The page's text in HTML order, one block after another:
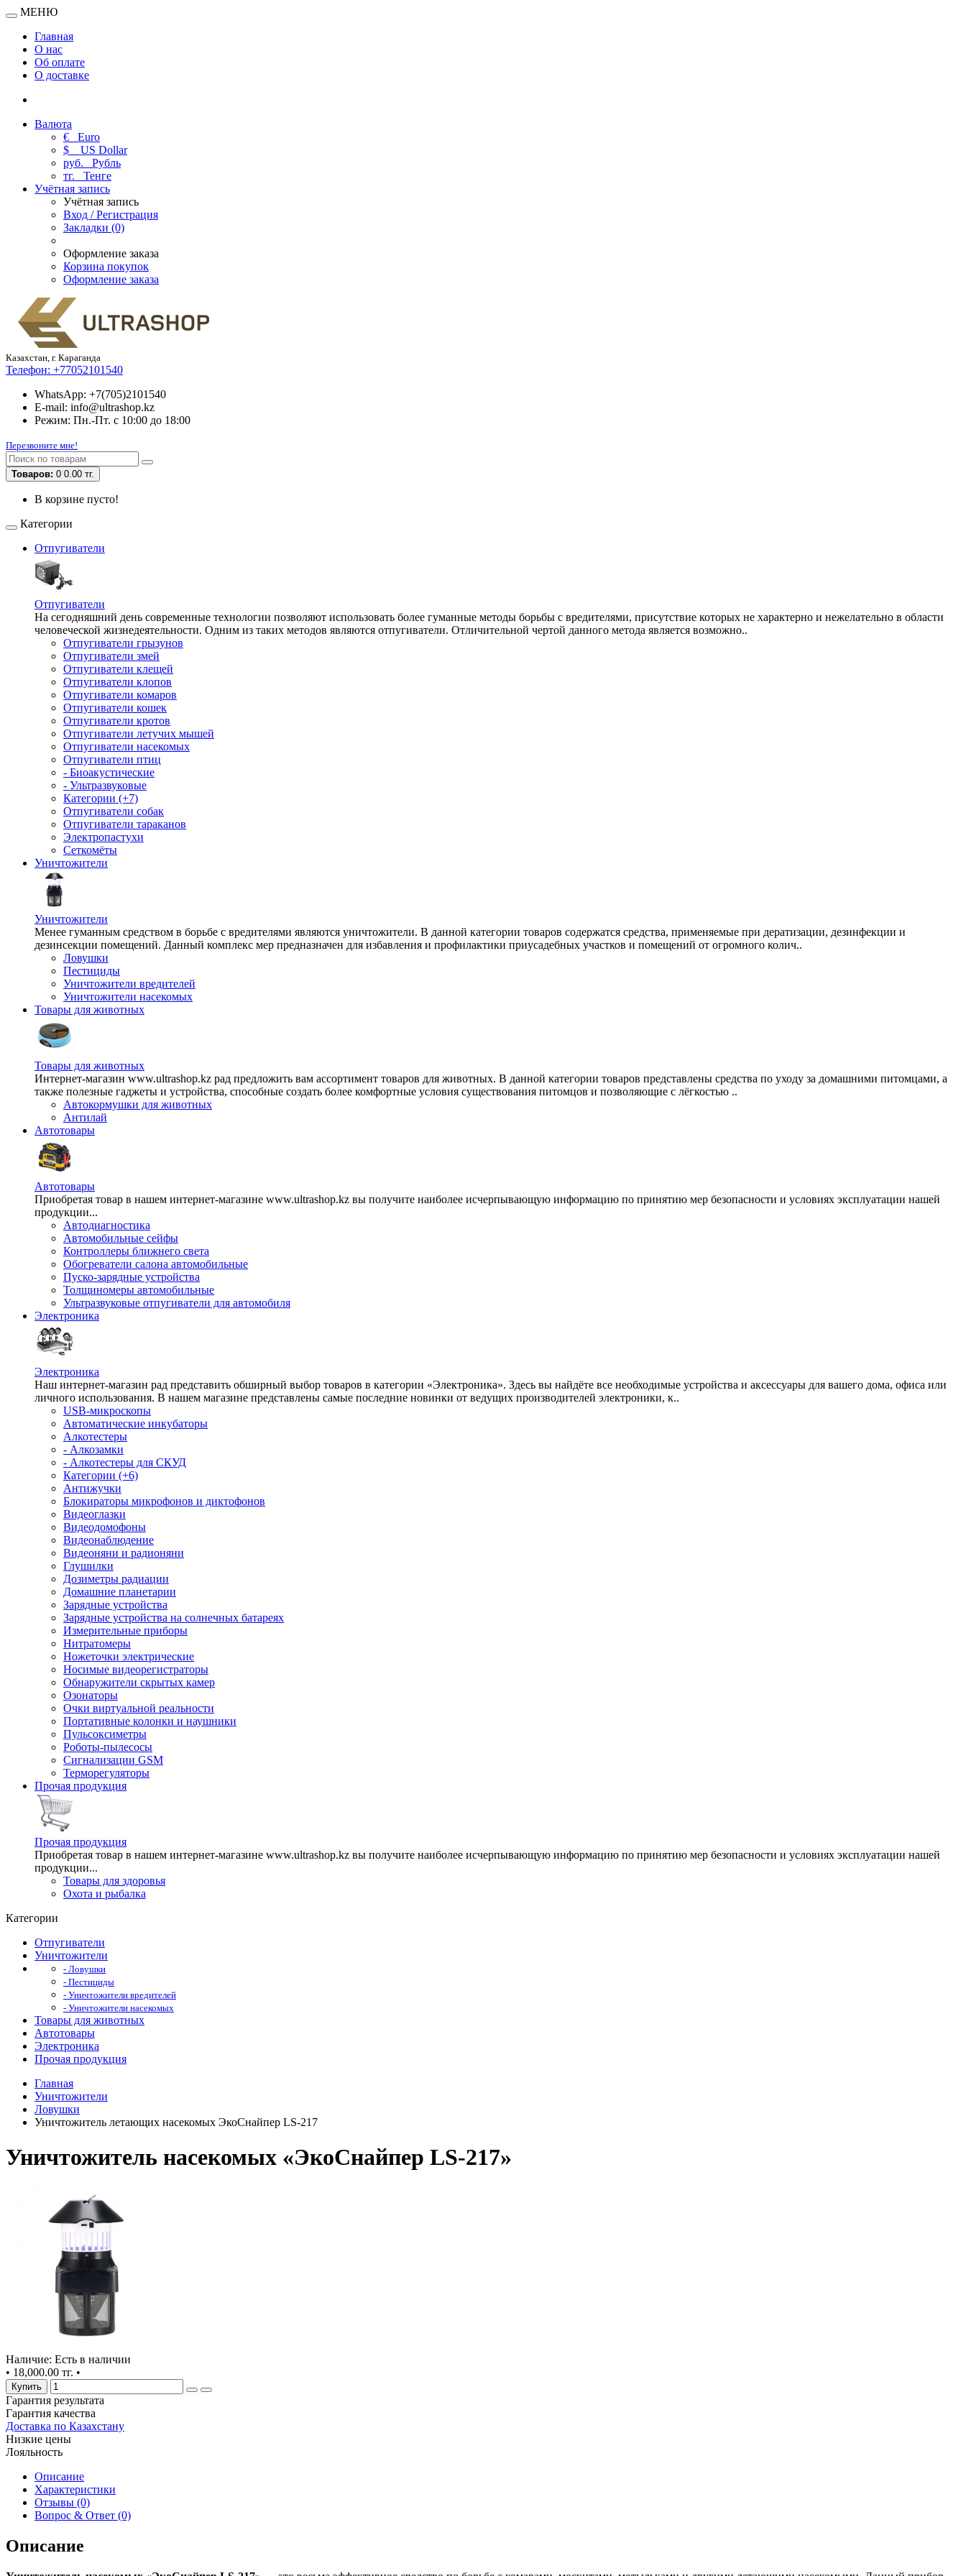
МЕНЮ
Главная
О нас
Об оплате
О доставке
Валюта
€ Euro
$
US Dollar
руб. Рубль
тг. Тенге
Учётная запись
Учётная запись
Вход / Регистрация
Закладки (0)
Оформление заказа
Корзина покупок
Оформление заказа
Казахстан, г. Караганда
Телефон: +77052101540
WhatsApp: +7(705)2101540
E-mail: info@ultrashop.kz
Режим: Пн.-Пт. с 10:00 до 18:00
Перезвоните мне!
Товаров: 0 0.00 тг.
В корзине пусто!
Категории
Отпугиватели
Отпугиватели
На сегодняшний день современные технологии позволяют использовать более гуманные методы борьбы с вредителями, присутствие которых не характерно и нежелательно в области
человеческой жизнедеятельности. Одним из таких методов являются отпугиватели. Отличительной чертой данного метода является возможно..
Отпугиватели грызунов
Отпугиватели змей
Отпугиватели клещей
Отпугиватели клопов
Отпугиватели комаров
Отпугиватели кошек
Отпугиватели кротов
Отпугиватели летучих мышей
Отпугиватели насекомых
Отпугиватели птиц
- Биоакустические
- Ультразвуковые
Категории (+7)
Отпугиватели собак
Отпугиватели тараканов
Электропастухи
Сеткомёты
Уничтожители
Уничтожители
Менее гуманным средством в борьбе с вредителями являются уничтожители. В данной категории товаров содержатся средства, применяемые при дератизации, дезинфекции и
дезинсекции помещений. Данный комплекс мер предназначен для избавления и профилактики приусадебных участков и помещений от огромного колич..
Ловушки
Пестициды
Уничтожители вредителей
Уничтожители насекомых
Товары для животных
Товары для животных
Интернет-магазин www.ultrashop.kz рад предложить вам ассортимент товаров для животных. В данной категории товаров представлены средства по уходу за домашними питомцами, а
также полезные гаджеты и устройства, способные создать более комфортные условия существования питомцов и позволяющие с лёгкостью ..
Автокормушки для животных
Антилай
Автотовары
Автотовары
Приобретая товар в нашем интернет-магазине www.ultrashop.kz вы получите наиболее исчерпывающую информацию по принятию мер безопасности и условиях эксплуатации нашей
продукции...
Автодиагностика
Автомобильные сейфы
Контроллеры ближнего света
Обогреватели салона автомобильные
Пуско-зарядные устройства
Толщиномеры автомобильные
Ультразвуковые отпугиватели для автомобиля
Электроника
Электроника
Наш интернет-магазин рад представить обширный выбор товаров в категории «Электроника». Здесь вы найдёте все необходимые устройства и аксессуары для вашего дома, офиса или
личного использования. В нашем магазине представлены самые последние новинки от ведущих производителей электроники, к..
USB-микроскопы
Автоматические инкубаторы
Алкотестеры
- Алкозамки
- Алкотестеры для СКУД
Категории (+6)
Антижучки
Блокираторы микрофонов и диктофонов
Видеоглазки
Видеодомофоны
Видеонаблюдение
Видеоняни и радионяни
Глушилки
Дозиметры радиации
Домашние планетарии
Зарядные устройства
Зарядные устройства на солнечных батареях
Измерительные приборы
Нитратомеры
Ножеточки электрические
Носимые видеорегистраторы
Обнаружители скрытых камер
Озонаторы
Очки виртуальной реальности
Портативные колонки и наушники
Пульсоксиметры
Роботы-пылесосы
Сигнализации GSM
Терморегуляторы
Прочая продукция
Прочая продукция
Приобретая товар в нашем интернет-магазине www.ultrashop.kz вы получите наиболее исчерпывающую информацию по принятию мер безопасности и условиях эксплуатации нашей
продукции...
Товары для здоровья
Охота и рыбалка
Категории
Отпугиватели
Уничтожители
- Ловушки
- Пестициды
- Уничтожители вредителей
- Уничтожители насекомых
Товары для животных
Автотовары
Электроника
Прочая продукция
Главная
Уничтожители
Ловушки
Уничтожитель летающих насекомых ЭкоСнайпер LS-217
Уничтожитель насекомых «ЭкоСнайпер LS-217»
Наличие: Есть в наличии
• 18,000.00 тг. •
Купить
Гарантия результата
Гарантия качества
Доставка по Казахстану
Низкие цены
Лояльность
Описание
Характеристики
Отзывы (0)
Вопрос & Ответ (0)
Описание